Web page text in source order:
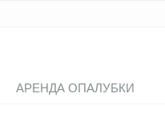
АРЕНДА ОПАЛУБКИ